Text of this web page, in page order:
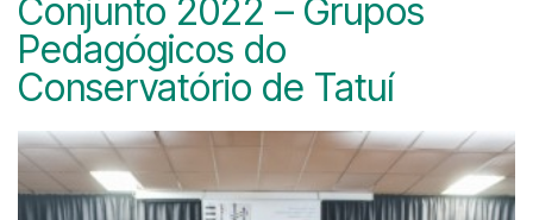
Conjunto 2022 – Grupos
Pedagógicos do
Conservatório de Tatuí